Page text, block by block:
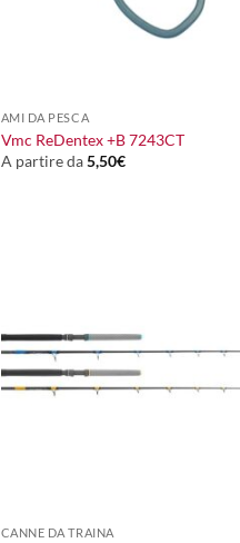
AMI DA PESCA
Vmc ReDentex +B 7243CT
A partire da5,50€
CANNE DA TRAINA